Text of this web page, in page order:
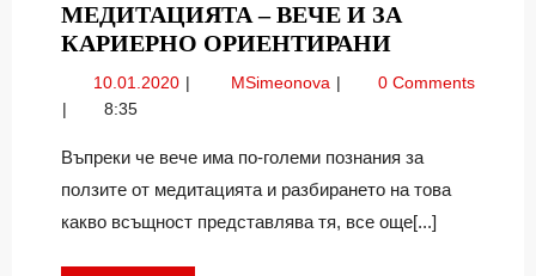
МЕДИТАЦИЯТА – ВЕЧЕ И ЗА
КАРИЕРНО ОРИЕНТИРАНИ
–
ЗА
КАРИЕРНО
10.01.2020 10.01.2020MSimeonova Медитацията
и
ориентирани
0 Comments
8:35
Въпреки че вече има по-големи познания за
ползите от медитацията и разбирането на това
какво всъщност представлява тя, все още[...]